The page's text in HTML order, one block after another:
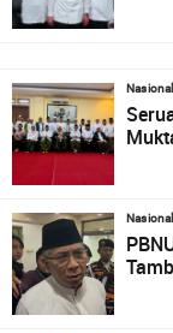
Nasional
Nasional